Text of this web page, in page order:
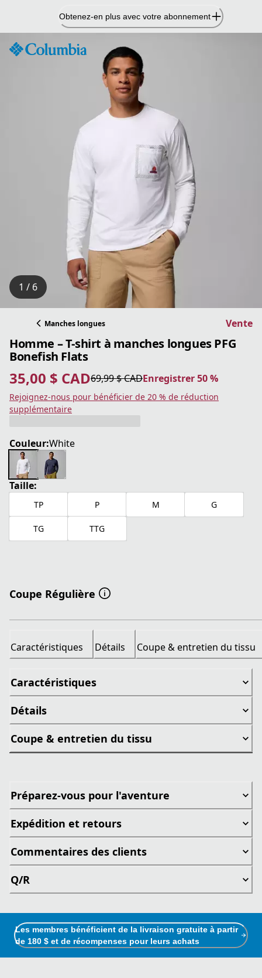
contenu
Obtenez-en plus avec votre abonnement
1 / 6
Manches longues Vente
Homme – T-shirt à manches longues PFG
Bonefish Flats
35,00 $ CAD
prix actuel 35,00 $ CAD69,99 $ CAD
prix original 69,99 $ CAD Enregistrer 50 %
Enregistrer 50 %
Rejoignez-nous pour bénéficier de 20 % de réduction
supplémentaire
Couleur:White
Taille:
TP P M G
TG TTG
Coupe Régulière
Caractéristiques Détails Coupe & entretien du tissu
Caractéristiques
Détails
Coupe & entretien du tissu
Préparez-vous pour l'aventure
Expédition et retours
Commentaires des clients
Q/R
Les membres bénéficient de la livraison gratuite à partir
de 180 $ et de récompenses pour leurs achats